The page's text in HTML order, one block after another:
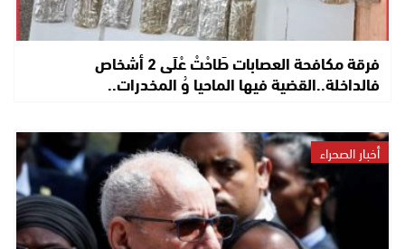
فرقة مكافحة العصابات طَاحْتْ عْلَى 2 أشخاص
فالداخلة..القضية فيها الماحيا وُ المخدرات..
أخبار الصحراء